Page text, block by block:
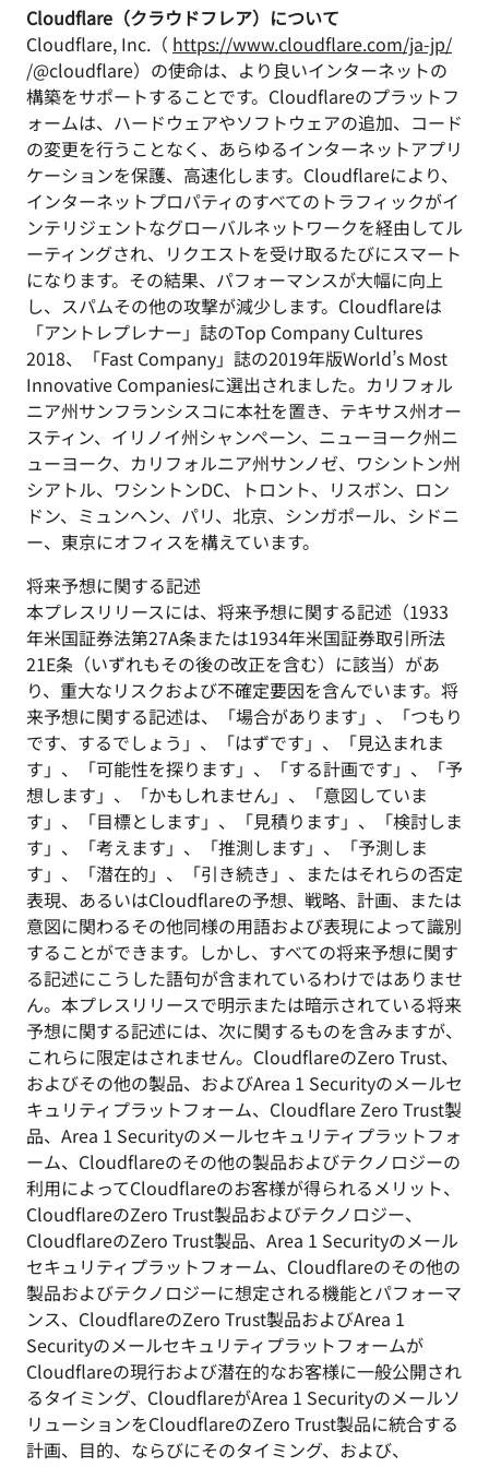
Cloudflare（クラウドフレア）について
Cloudflare, Inc.（ https://www.cloudflare.com/ja-jp/
/@cloudflare）の使命は、より良いインターネットの
構築をサポートすることです。Cloudflareのプラットフ
ォームは、ハードウェアやソフトウェアの追加、コード
の変更を行うことなく、あらゆるインターネットアプリ
ケーションを保護、高速化します。Cloudflareにより、
インターネットプロパティのすべてのトラフィックがイ
ンテリジェントなグローバルネットワークを経由してル
ーティングされ、リクエストを受け取るたびにスマート
になります。その結果、パフォーマンスが大幅に向上
し、スパムその他の攻撃が減少します。Cloudflareは
「アントレプレナー」誌のTop Company Cultures
2018、「Fast Company」誌の2019年版World’s Most
Innovative Companiesに選出されました。カリフォル
ニア州サンフランシスコに本社を置き、テキサス州オー
スティン、イリノイ州シャンペーン、ニューヨーク州ニ
ューヨーク、カリフォルニア州サンノゼ、ワシントン州
シアトル、ワシントンDC、トロント、リスボン、ロン
ドン、ミュンヘン、パリ、北京、シンガポール、シドニ
ー、東京にオフィスを構えています。
将来予想に関する記述
本プレスリリースには、将来予想に関する記述（1933
年米国証券法第27A条または1934年米国証券取引所法
21E条（いずれもその後の改正を含む）に該当）があ
り、重大なリスクおよび不確定要因を含んでいます。将
来予想に関する記述は、「場合があります」、「つもり
です、するでしょう」、「はずです」、「見込まれま
す」、「可能性を探ります」、「する計画です」、「予
想します」、「かもしれません」、「意図していま
す」、「目標とします」、「見積ります」、「検討しま
す」、「考えます」、「推測します」、「予測しま
す」、「潜在的」、「引き続き」、またはそれらの否定
表現、あるいはCloudflareの予想、戦略、計画、または
意図に関わるその他同様の用語および表現によって識別
することができます。しかし、すべての将来予想に関す
る記述にこうした語句が含まれているわけではありませ
ん。本プレスリリースで明示または暗示されている将来
予想に関する記述には、次に関するものを含みますが、
これらに限定はされません。CloudflareのZero Trust、
およびその他の製品、およびArea 1 Securityのメールセ
キュリティプラットフォーム、Cloudflare Zero Trust製
品、Area 1 Securityのメールセキュリティプラットフォ
ーム、Cloudflareのその他の製品およびテクノロジーの
利用によってCloudflareのお客様が得られるメリット、
CloudflareのZero Trust製品およびテクノロジー、
CloudflareのZero Trust製品、Area 1 Securityのメール
セキュリティプラットフォーム、Cloudflareのその他の
製品およびテクノロジーに想定される機能とパフォーマ
ンス、CloudflareのZero Trust製品およびArea 1
Securityのメールセキュリティプラットフォームが
Cloudflareの現行および潜在的なお客様に一般公開され
るタイミング、CloudflareがArea 1 Securityのメールソ
リューションをCloudflareのZero Trust製品に統合する
計画、目的、ならびにそのタイミング、および、